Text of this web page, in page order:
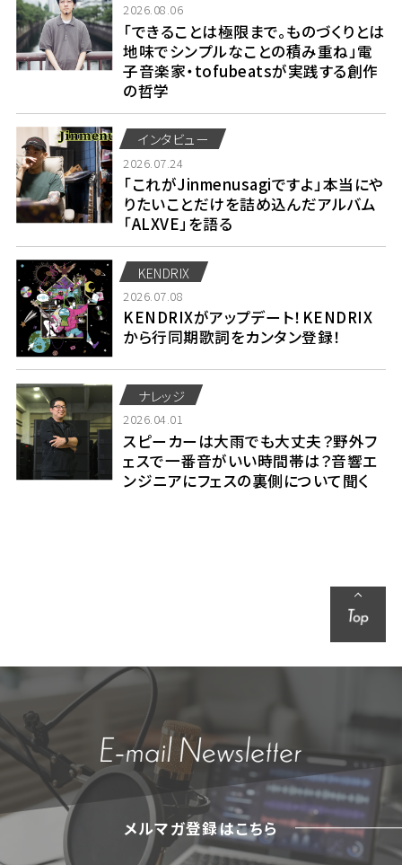
2026.08.06
「できることは極限まで。ものづくりとは
地味でシンプルなことの積み重ね」電
子音楽家・tofubeatsが実践する創作
の哲学
インタビュー
2026.07.24
「これがJinmenusagiですよ」本当にや
りたいことだけを詰め込んだアルバム
「ALXVE」を語る
KENDRIX
2026.07.08
KENDRIXがアップデート！KENDRIX
から行同期歌詞をカンタン登録！
ナレッジ
2026.04.01
スピーカーは大雨でも大丈夫？野外フ
ェスで一番音がいい時間帯は？音響エ
ンジニアにフェスの裏側について聞く
メルマガ登録はこちら